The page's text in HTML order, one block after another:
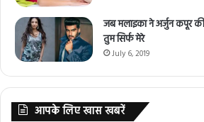
जब मलाइका ने अर्जुन कपूर
तुम सिर्फ मेरे
July 6, 2019
आपके लिए खास खबरें